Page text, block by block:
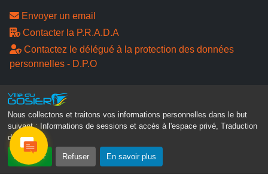
Nous collectons et traitons vos informations personnelles dans le but
suivant :
Informations de sessions et accès à l'espace privé, Traduction
des pages .
Accepter Refuser En savoir plus
Envoyer un email
Contacter la P.R.A.D.A
Contactez le délégué à la protection des données
personnelles - D.P.O
Suivez-nous